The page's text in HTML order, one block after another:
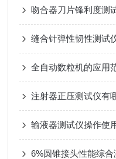
吻合器刀片锋利度测
缝合针弹性韧性测试
全自动数粒机的应用
注射器正压测试仪有
输液器测试仪操作使
6%圆锥接头性能综